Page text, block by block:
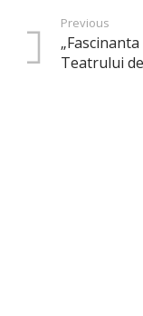
Previous
Teatrului